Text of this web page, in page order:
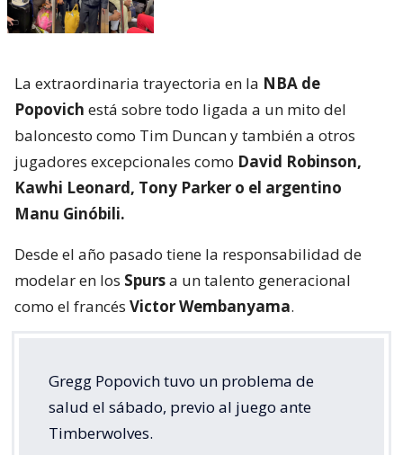
La extraordinaria trayectoria en la NBA de
Popovich está sobre todo ligada a un mito del
baloncesto como Tim Duncan y también a otros
jugadores excepcionales como David Robinson,
Kawhi Leonard, Tony Parker o el argentino
Manu Ginóbili.
Desde el año pasado tiene la responsabilidad de
modelar en los Spursa un talento generacional
como el francés Victor Wembanyama.
Gregg Popovich tuvo un problema de
salud el sábado, previo al juego ante
Timberwolves.